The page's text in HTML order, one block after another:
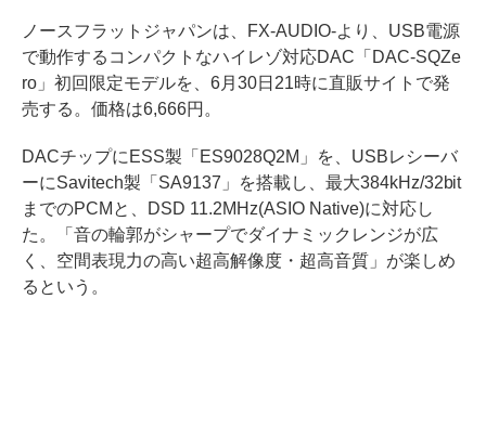
ノースフラットジャパンは、FX-AUDIO-より、USB電源
で動作するコンパクトなハイレゾ対応DAC「DAC-SQZe
ro」初回限定モデルを、6月30日21時に直販サイトで発
売する。価格は6,666円。
DACチップにESS製「ES9028Q2M」を、USBレシーバ
ーにSavitech製「SA9137」を搭載し、最大384kHz/32bit
までのPCMと、DSD 11.2MHz(ASIO Native)に対応し
た。「音の輪郭がシャープでダイナミックレンジが広
く、空間表現力の高い超高解像度・超高音質」が楽しめ
るという。